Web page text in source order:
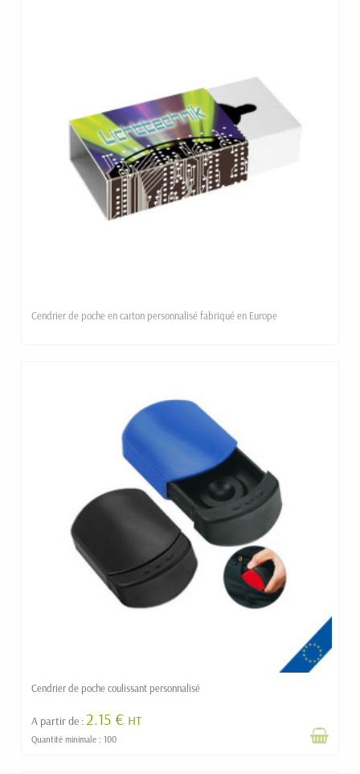
Cendrier de poche en carton personnalisé fabriqué en Europe
Cendrier de poche coulissant personnalisé
A partir de : 2.15 € HT
Quantité minimale : 100